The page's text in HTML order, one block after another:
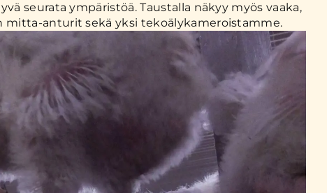
seurata ympäristöä. Taustalla näkyy myös vaaka,
mitta-anturit sekä yksi tekoälykameroistamme.